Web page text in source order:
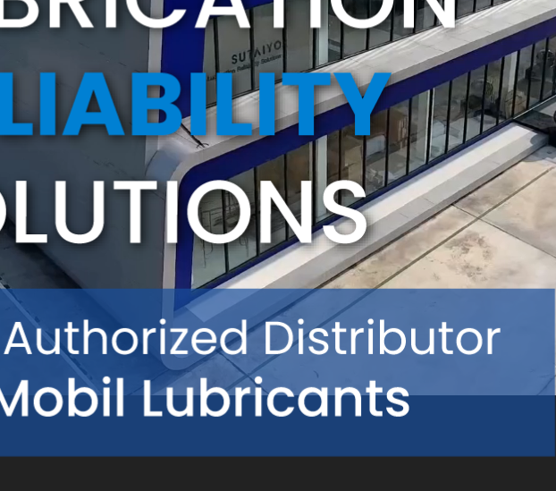
Cookie 政策
Vendor Code of Conduct